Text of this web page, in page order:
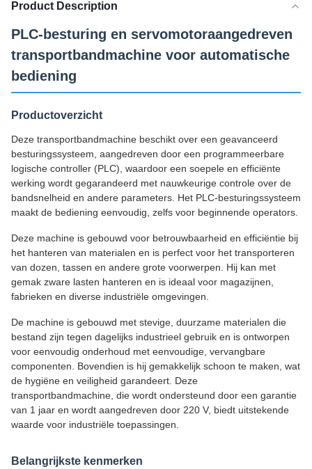
Product Description
PLC-besturing en servomotoraangedreven
transportbandmachine voor automatische
bediening
Productoverzicht
Deze transportbandmachine beschikt over een geavanceerd
besturingssysteem, aangedreven door een programmeerbare
logische controller (PLC), waardoor een soepele en efficiënte
werking wordt gegarandeerd met nauwkeurige controle over de
bandsnelheid en andere parameters. Het PLC-besturingssysteem
maakt de bediening eenvoudig, zelfs voor beginnende operators.
Deze machine is gebouwd voor betrouwbaarheid en efficiëntie bij
het hanteren van materialen en is perfect voor het transporteren
van dozen, tassen en andere grote voorwerpen. Hij kan met
gemak zware lasten hanteren en is ideaal voor magazijnen,
fabrieken en diverse industriële omgevingen.
De machine is gebouwd met stevige, duurzame materialen die
bestand zijn tegen dagelijks industrieel gebruik en is ontworpen
voor eenvoudig onderhoud met eenvoudige, vervangbare
componenten. Bovendien is hij gemakkelijk schoon te maken, wat
de hygiëne en veiligheid garandeert. Deze
transportbandmachine, die wordt ondersteund door een garantie
van 1 jaar en wordt aangedreven door 220 V, biedt uitstekende
waarde voor industriële toepassingen.
Belangrijkste kenmerken